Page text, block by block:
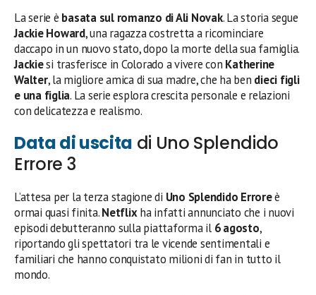
La serie è basata sul romanzo di Ali Novak. La storia segue
Jackie Howard, una ragazza costretta a ricominciare
daccapo in un nuovo stato, dopo la morte della sua famiglia.
Jackiesi trasferisce in Colorado a vivere con Katherine
Walter, la migliore amica di sua madre, che ha ben dieci figli
e una figlia. La serie esplora crescita personale e relazioni
con delicatezza e realismo.
Data di uscita di Uno Splendido
Errore 3
L’attesa per la terza stagione di Uno Splendido Erroreè
ormai quasi finita.Netflixha infatti annunciato che i nuovi
episodi debutteranno sulla piattaforma il 6 agosto,
riportando gli spettatori tra le vicende sentimentali e
familiari che hanno conquistato milioni di fan in tutto il
mondo.